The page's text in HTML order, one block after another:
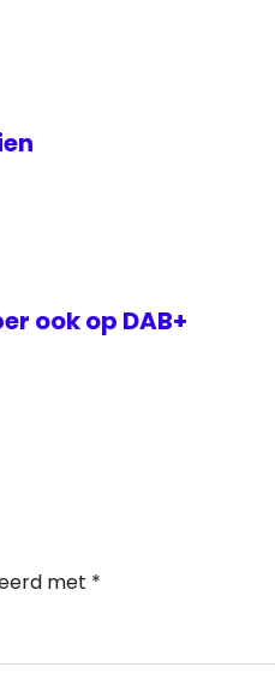
ook op DAB+
met *